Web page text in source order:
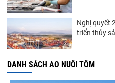
Nghị quyết
triển thủy
DANH SÁCH AO NUÔI TÔM